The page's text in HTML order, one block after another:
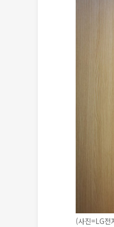
(사진=LG전